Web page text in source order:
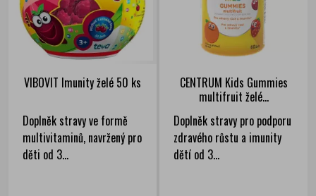
VIBOVIT Imunity želé 50 ks
Doplněk stravy ve formě
multivitaminů, navržený pro
děti od 3...
CENTRUM Kids Gummies
multifruit želé...
Doplněk stravy pro podporu
zdravého růstu a imunity
dětí od 3...